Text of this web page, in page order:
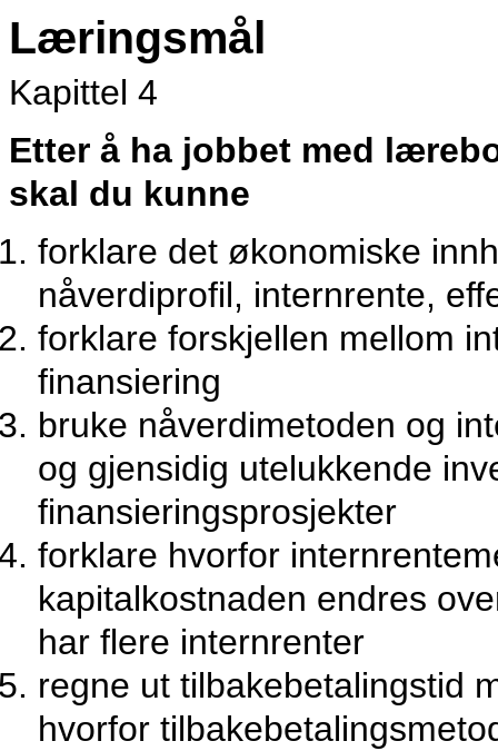
Læringsmål
Kapittel 4
Etter å ha jobbet med
skal du kunne
forklare det økonomiske
nåverdiprofil, internrente,
forklare forskjellen mellom
finansiering
bruke nåverdimetoden og
og gjensidig utelukkende
finansieringsprosjekter
forklare hvorfor
kapitalkostnaden endres
har flere internrenter
regne ut tilbakebetalingstid
hvorfor